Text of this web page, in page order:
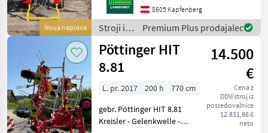
Nova naprava
Beleuchtung - hydraulische
Vorgewende
8605 Kapfenberg
Stroji in
oprema
za žetev
in
spravilo
Premium Plus prodajalec
Pöttinger HIT
8.81
14.500
€
Cena z
DDV/stroj iz
posredovalnice
12.831,86 €
neto
L. pr. 2017 200 h
770 cm
gebr. Pöttinger HIT 8.81
Kreisler - Gelenkwelle -